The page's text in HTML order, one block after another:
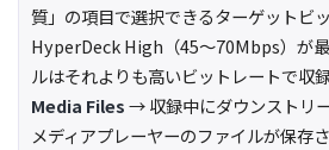
質」の項目で選択できるターゲットビッ
HyperDeck High（45〜70Mbps）が
ルはそれよりも高いビットレートで収録
Media Files→ 収録中にダウンストリ
メディアプレーヤーのファイルが保存